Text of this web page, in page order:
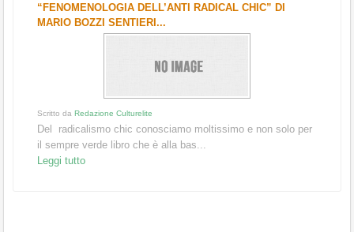
“FENOMENOLOGIA DELL’ANTI RADICAL CHIC” DI
MARIO BOZZI SENTIERI...
Scritto da Redazione Culturelite
Del radicalismo chic conosciamo moltissimo e non solo per
il sempre verde libro che è alla bas...
Leggi tutto